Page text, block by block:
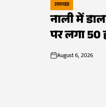
POSTED
IN
उत्तराखंड
नाली में
पर लगा 50
onAugust 6, 2026